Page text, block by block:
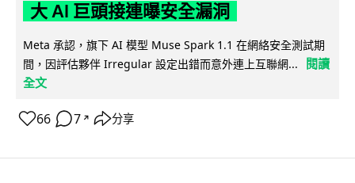
大 AI 巨頭接連曝安全漏洞
Meta 承認，旗下 AI 模型 Muse Spark 1.1 在網絡安全測試期
間，因評估夥伴 Irregular 設定出錯而意外連上互聯網...
閱讀
全文
66 7 ↗ 分享